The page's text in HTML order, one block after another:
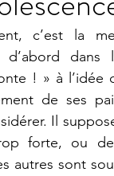
c’est la
d’abord
! » à l’idée
de ses
Il
forte, ou
autres sont